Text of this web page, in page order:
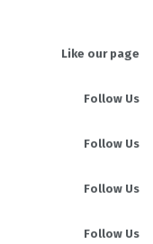
Like our page
Follow Us
Follow Us
Follow Us
Follow Us